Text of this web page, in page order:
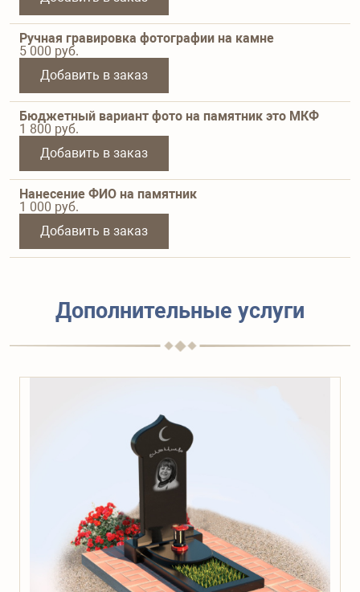
Ручная гравировка фотографии на камне
5 000 руб.
Добавить в заказ
Бюджетный вариант фото на памятник это МКФ
1 800 руб.
Добавить в заказ
Нанесение ФИО на памятник
1 000 руб.
Добавить в заказ
Дополнительные услуги